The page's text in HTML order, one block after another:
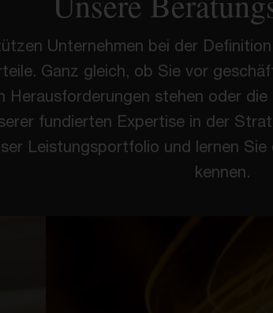
Unternehmen bei der
Ganz gleich, ob Sie vor
Herausforderungen stehen oder
fundierten Expertise in der
Leistungsportfolio und lernen
kennen.